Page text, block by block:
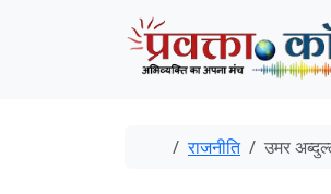
Home
राजनीति उमर